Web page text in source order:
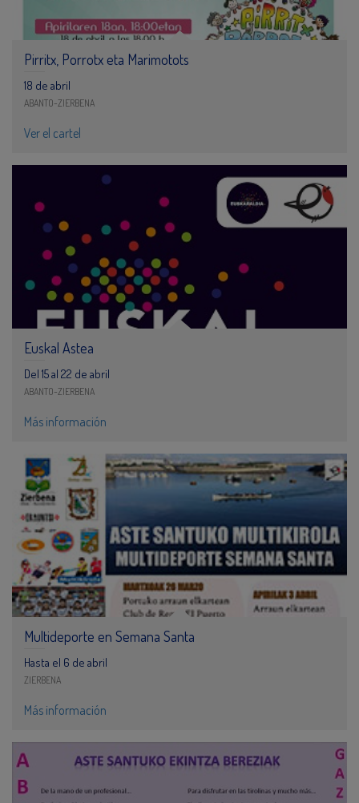
Pirritx, Porrotx eta Marimotots
18 de abril
ABANTO-ZIERBENA
Ver el cartel
Euskal Astea
Del 15 al 22 de abril
ABANTO-ZIERBENA
Más información
Multideporte en Semana Santa
Hasta el 6 de abril
ZIERBENA
Más información